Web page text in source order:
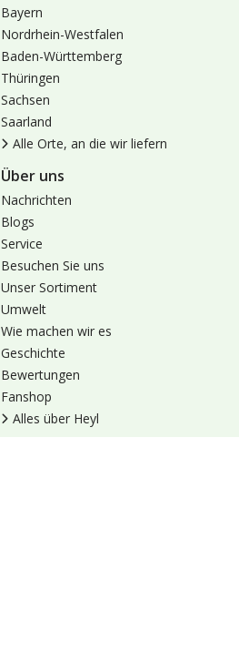
Bayern
Nordrhein-Westfalen
Baden-Württemberg
Thüringen
Sachsen
Saarland
Alle Orte, an die wir liefern
Über uns
Nachrichten
Blogs
Service
Besuchen Sie uns
Unser Sortiment
Umwelt
Wie machen wir es
Geschichte
Bewertungen
Fanshop
Alles über Heyl